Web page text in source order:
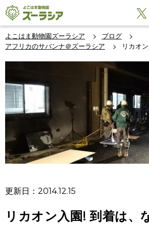
よこはま動物園ズーラシア
ブログ
アフリカのサバンナ＠ズーラシア
リカオ
更新日：2014.12.15
リカオン入園! 到着は、